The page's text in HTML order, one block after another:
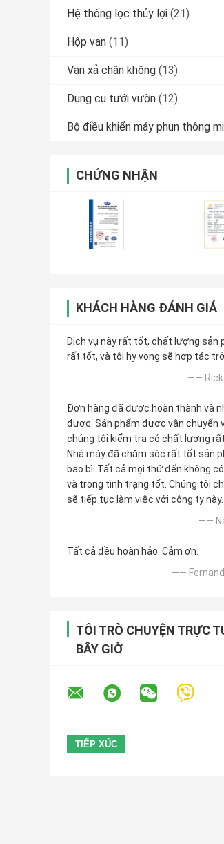
Hệ thống lọc thủy lợi (21)
Hộp van (11)
Van xả chân không (13)
Dụng cụ tưới vườn (12)
Bộ điều khiển máy phun thông
CHỨNG NHẬN
KHÁCH HÀNG ĐÁNH GIÁ
Dịch vụ này rất tốt, chất lượng sản
rất tốt, và tôi hy vọng sẽ hợp tác
——
Đơn hàng đã được hoàn thành và
được. Sản phẩm được vận chuyển
chúng tôi kiểm tra có chất lượng
Nhà máy đã chăm sóc rất tốt sản
bao bì. Tất cả mọi thứ đến không
và trong tình trạng tốt. Chúng tôi
sẽ tiếp tục làm việc với công ty này.
——
Tất cả đều hoàn hảo. Cảm ơn.
——
TÔI TRÒ CHUYỆN TRỰC
BÂY GIỜ